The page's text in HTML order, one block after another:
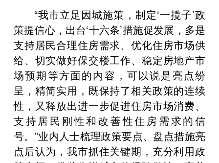
“我市立足因城施策，制定‘一揽子’政
策提信心，出台‘十六条’措施促发展，多是
支持居民合理住房需求、优化住房市场供
给、切实做好保交楼工作、稳定房地产市
场预期等方面的内容，可以说是亮点纷
呈，精简实用，既保持了相关政策的连续
性，又释放出进一步促进住房市场消费、
支持居民刚性和改善性住房需求的信
号。”业内人士梳理政策要点、盘点措施亮
点后认为，我市抓住关键期，充分利用政